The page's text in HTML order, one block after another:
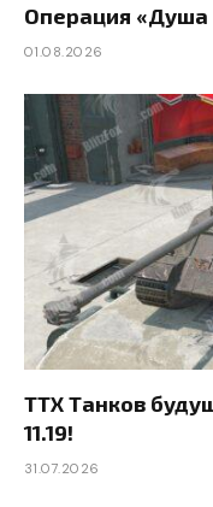
Операция «Душа
01.08.2026
ТТХ Танков
11.19!
31.07.2026